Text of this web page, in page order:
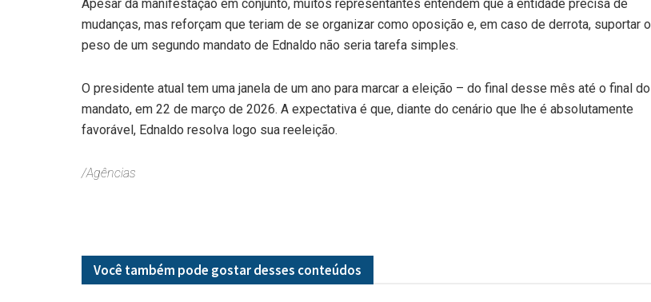
Apesar da manifestação em conjunto, muitos representantes entendem que a entidade precisa de
mudanças, mas reforçam que teriam de se organizar como oposição e, em caso de derrota, suportar o
peso de um segundo mandato de Ednaldo não seria tarefa simples.
O presidente atual tem uma janela de um ano para marcar a eleição – do final desse mês até o final do
mandato, em 22 de março de 2026. A expectativa é que, diante do cenário que lhe é absolutamente
favorável, Ednaldo resolva logo sua reeleição.
/Agências
Você também pode gostar desses conteúdos